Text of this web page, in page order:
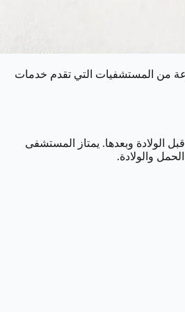
من المستشفيات التي تقدم خدمات
وبعدها. يمتاز المستشفى
والولادة.